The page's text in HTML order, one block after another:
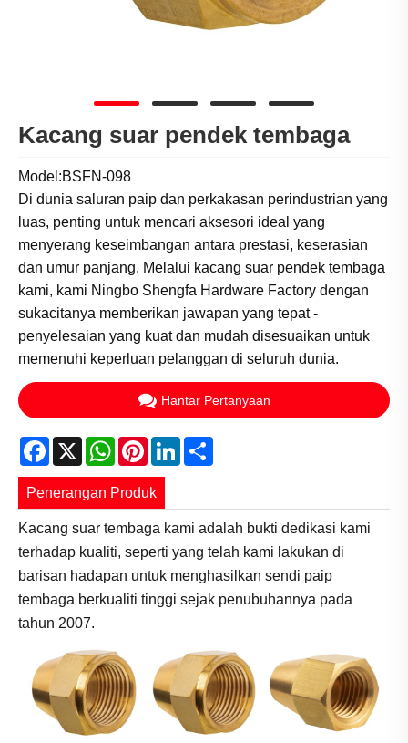
Kacang suar pendek tembaga
Model:BSFN-098
Di dunia saluran paip dan perkakasan perindustrian yang
luas, penting untuk mencari aksesori ideal yang
menyerang keseimbangan antara prestasi, keserasian
dan umur panjang. Melalui kacang suar pendek tembaga
kami, kami Ningbo Shengfa Hardware Factory dengan
sukacitanya memberikan jawapan yang tepat -
penyelesaian yang kuat dan mudah disesuaikan untuk
memenuhi keperluan pelanggan di seluruh dunia.
Hantar Pertanyaan
Facebook
X WhatsApp
PinterestLinkedIn
Penerangan Produk
Kacang suar tembaga kami adalah bukti dedikasi kami
terhadap kualiti, seperti yang telah kami lakukan di
barisan hadapan untuk menghasilkan sendi paip
tembaga berkualiti tinggi sejak penubuhannya pada
tahun 2007.